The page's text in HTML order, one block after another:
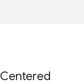
Centered